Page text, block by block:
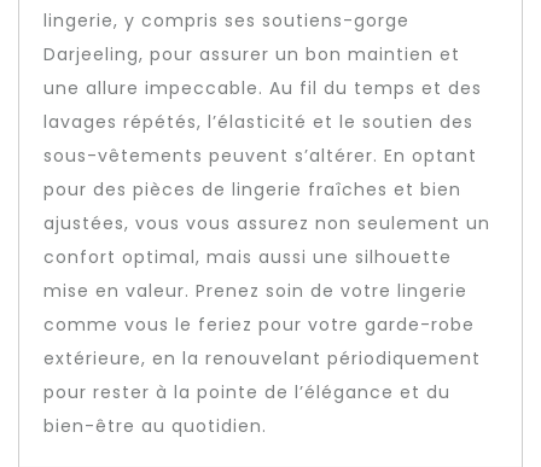
lingerie, y compris ses soutiens-gorge
Darjeeling, pour assurer un bon maintien et
une allure impeccable. Au fil du temps et des
lavages répétés, l’élasticité et le soutien des
sous-vêtements peuvent s’altérer. En optant
pour des pièces de lingerie fraîches et bien
ajustées, vous vous assurez non seulement un
confort optimal, mais aussi une silhouette
mise en valeur. Prenez soin de votre lingerie
comme vous le feriez pour votre garde-robe
extérieure, en la renouvelant périodiquement
pour rester à la pointe de l’élégance et du
bien-être au quotidien.